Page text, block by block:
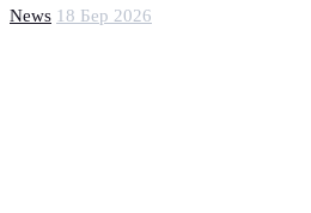
News 18 Бер 2026